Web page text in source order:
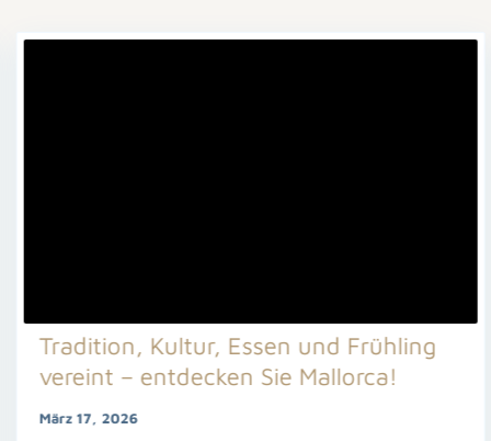
Tradition, Kultur, Essen und Frühling
vereint – entdecken Sie Mallorca!
März 17, 2026